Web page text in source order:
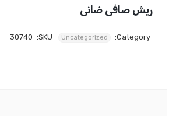
ريش صافى ضانى
Category:
Uncategorized
SKU:
30740